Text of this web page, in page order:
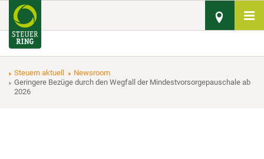
Steuern aktuell
Newsroom
Geringere Bezüge durch den Wegfall der Mindestvorsorgepauschale ab
2026